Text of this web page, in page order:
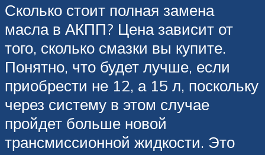
Сколько стоит полная замена
масла в АКПП? Цена зависит от
того, сколько смазки вы купите.
Понятно, что будет лучше, если
приобрести не 12, а 15 л, поскольку
через систему в этом случае
пройдет больше новой
трансмиссионной жидкости. Это